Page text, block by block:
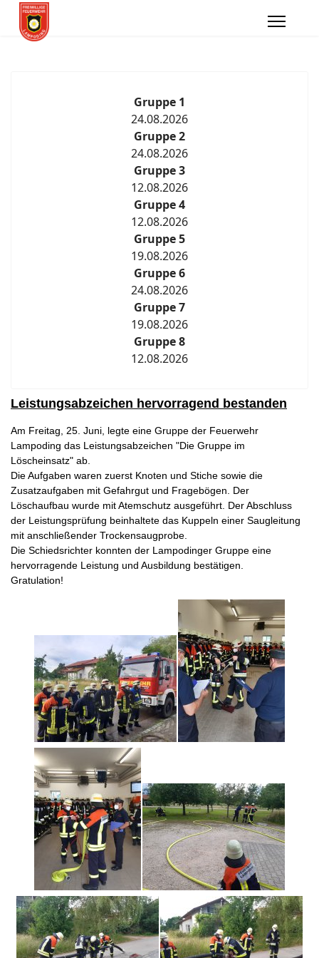
Gruppe 1
24.08.2026
Gruppe 2
24.08.2026
Gruppe 3
12.08.2026
Gruppe 4
12.08.2026
Gruppe 5
19.08.2026
Gruppe 6
24.08.2026
Gruppe 7
19.08.2026
Gruppe 8
12.08.2026
Leistungsabzeichen hervorragend bestanden
Am Freitag, 25. Juni, legte eine Gruppe der Feuerwehr
Lampoding das Leistungsabzeichen "Die Gruppe im
Löscheinsatz" ab.
Die Aufgaben waren zuerst Knoten und Stiche sowie die
Zusatzaufgaben mit Gefahrgut und Fragebögen. Der
Löschaufbau wurde mit Atemschutz ausgeführt. Der Abschluss
der Leistungsprüfung beinhaltete das Kuppeln einer Saugleitung
mit anschließender Trockensaugprobe.
Die Schiedsrichter konnten der Lampodinger Gruppe eine
hervorragende Leistung und Ausbildung bestätigen.
Gratulation!